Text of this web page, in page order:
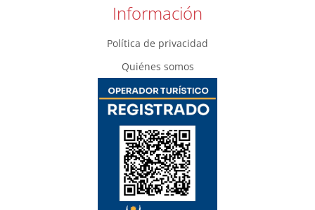
Información
Política de privacidad
Quiénes somos